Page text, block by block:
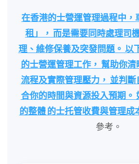
在香港的士營運管理過程中，
租」， 而是需要同時處理司
理、維修保養及突發問題。 以
的士營運管理工作， 幫助你
流程及實際管理壓力， 並判
合你的時間與資源投入預期。
的整體的士托管收費與管理成
參考。